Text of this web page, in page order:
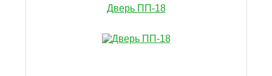
Дверь ПП-18